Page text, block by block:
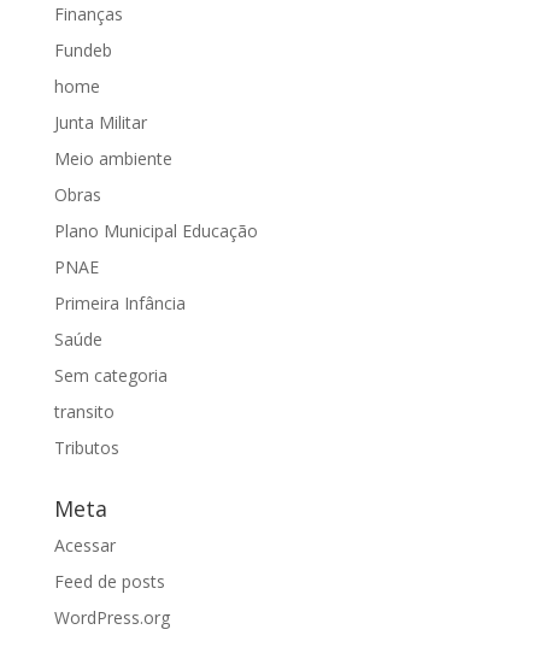
Finanças
Fundeb
home
Junta Militar
Meio ambiente
Obras
Plano Municipal Educação
PNAE
Primeira Infância
Saúde
Sem categoria
transito
Tributos
Meta
Acessar
Feed de posts
WordPress.org